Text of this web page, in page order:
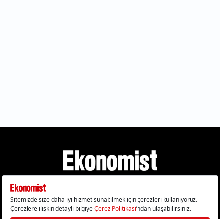
Gizlilik Politikası Çerez Politikası Çerezleri Sıfırla
KVKK Metni Künye İletişim